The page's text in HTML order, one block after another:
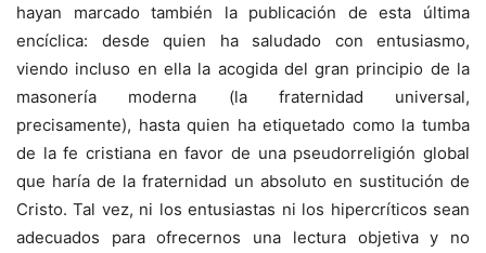
hayan marcado también la publicación de esta última
encíclica: desde quien ha saludado con entusiasmo,
viendo incluso en ella la acogida del gran principio de la
masonería moderna (la fraternidad universal,
precisamente), hasta quien ha etiquetado como la tumba
de la fe cristiana en favor de una pseudorreligión global
que haría de la fraternidad un absoluto en sustitución de
Cristo. Tal vez, ni los entusiastas ni los hipercríticos sean
adecuados para ofrecernos una lectura objetiva y no